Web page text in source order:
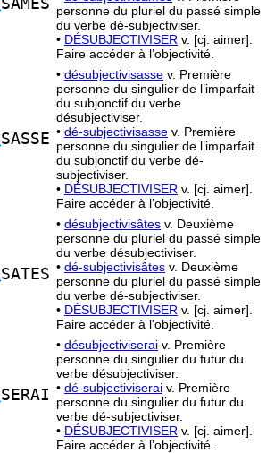
SAMES personne du pluriel du passé simple
du verbe dé-subjectiviser.
• DÉSUBJECTIVISER v. [cj. aimer].
Faire accéder à l’objectivité.
SASSE
• désubjectivisasse v. Première
personne du singulier de l’imparfait
du subjonctif du verbe
désubjectiviser.
• dé-subjectivisasse v. Première
personne du singulier de l’imparfait
du subjonctif du verbe dé-
subjectiviser.
• DÉSUBJECTIVISER v. [cj. aimer].
Faire accéder à l’objectivité.
SATES
• désubjectivisâtes v. Deuxième
personne du pluriel du passé simple
du verbe désubjectiviser.
• dé-subjectivisâtes v. Deuxième
personne du pluriel du passé simple
du verbe dé-subjectiviser.
• DÉSUBJECTIVISER v. [cj. aimer].
Faire accéder à l’objectivité.
SERAI
• désubjectiviserai v. Première
personne du singulier du futur du
verbe désubjectiviser.
• dé-subjectiviserai v. Première
personne du singulier du futur du
verbe dé-subjectiviser.
• DÉSUBJECTIVISER v. [cj. aimer].
Faire accéder à l’objectivité.